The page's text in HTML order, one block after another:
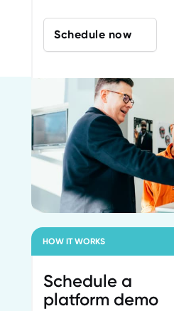
Schedule now
HOW IT WORKS
Schedule a
platform demo